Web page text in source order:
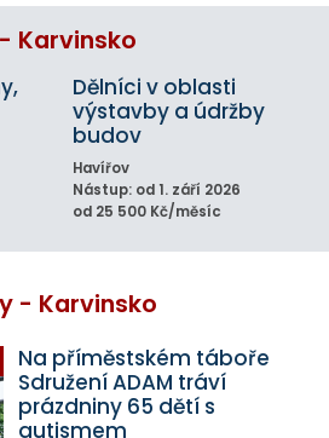
Karvinsko
Dělníci v oblasti
výstavby a údržby
budov
Havířov
Nástup: od 1. září 2026
od 25 500 Kč/měsíc
- Karvinsko
Na příměstském táboře
Sdružení ADAM tráví
prázdniny 65 dětí s
autismem